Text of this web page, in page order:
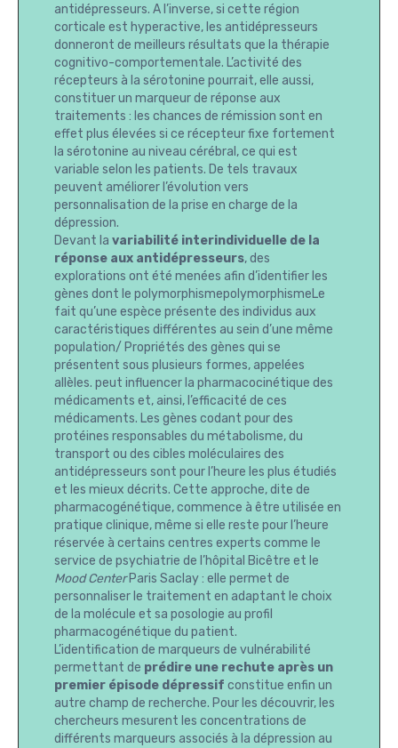
antidépresseurs. A l’inverse, si cette région
corticale est hyperactive, les antidépresseurs
donneront de meilleurs résultats que la thérapie
cognitivo-comportementale. L’activité des
récepteurs à la sérotonine pourrait, elle aussi,
constituer un marqueur de réponse aux
traitements : les chances de rémission sont en
effet plus élevées si ce récepteur fixe fortement
la sérotonine au niveau cérébral, ce qui est
variable selon les patients. De tels travaux
peuvent améliorer l’évolution vers
personnalisation de la prise en charge de la
dépression.
Devant la variabilité interindividuelle de la
réponse aux antidépresseurs, des
explorations ont été menées afin d’identifier les
gènes dont le polymorphismepolymorphismeLe
fait qu’une espèce présente des individus aux
caractéristiques différentes au sein d’une même
population/ Propriétés des gènes qui se
présentent sous plusieurs formes, appelées
allèles. peut influencer la pharmacocinétique des
médicaments et, ainsi, l’efficacité de ces
médicaments. Les gènes codant pour des
protéines responsables du métabolisme, du
transport ou des cibles moléculaires des
antidépresseurs sont pour l’heure les plus étudiés
et les mieux décrits. Cette approche, dite de
pharmacogénétique, commence à être utilisée en
pratique clinique, même si elle reste pour l’heure
réservée à certains centres experts comme le
service de psychiatrie de l’hôpital Bicêtre et le
Mood CenterParis Saclay : elle permet de
personnaliser le traitement en adaptant le choix
de la molécule et sa posologie au profil
pharmacogénétique du patient.
L’identification de marqueurs de vulnérabilité
permettant de prédire une rechute après un
premier épisode dépressif constitue enfin un
autre champ de recherche. Pour les découvrir, les
chercheurs mesurent les concentrations de
différents marqueurs associés à la dépression au